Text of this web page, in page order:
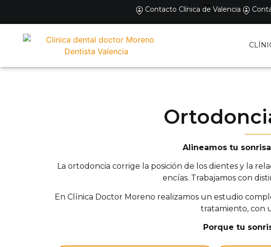
Contacto Clínica de Valencia
Alineamos tu
La ortodoncia corrige la posición de los dientes y la
encías. Trabajamos con
En Clínica Doctor Moreno realizamos un estudio
tratamiento, con
Porque tu